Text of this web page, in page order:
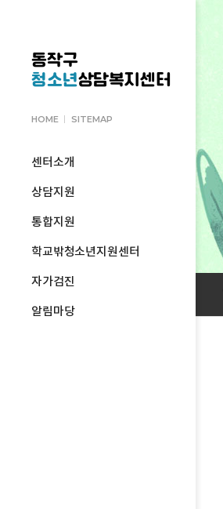
동작구
청소년상담복지센터
HOME SITEMAP
센터소개
상담지원
통합지원
학교밖청소년지원센터
자가검진
알림마당